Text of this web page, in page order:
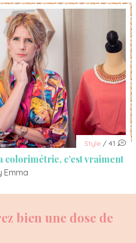
Style / 41
colorimétrie, c’est vraiment
Emma
bien une dose de